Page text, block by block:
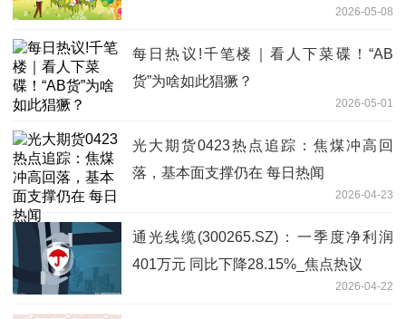
2026-05-08
每日热议!千笔楼｜看人下菜碟！“AB
货”为啥如此猖獗？
2026-05-01
光大期货0423热点追踪：焦煤冲高回
落，基本面支撑仍在 每日热闻
2026-04-23
通光线缆(300265.SZ)：一季度净利润
401万元 同比下降28.15%_焦点热议
2026-04-22